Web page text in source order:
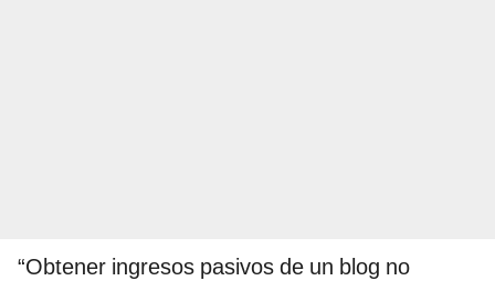
“Obtener ingresos pasivos de un blog no